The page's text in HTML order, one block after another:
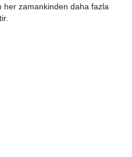
her zamankinden daha fazla